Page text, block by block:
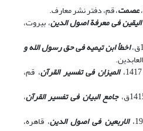
عصمت، قم، دفتر نشر معارف.
فی معرفة اصول الدین، بیروت،
اخطأ ابن تیمیه فی حق رسول الله و
المیزان فی تفسیر القرآن، قم،
جامع البیان فی تفسیر القرآن،
الاربعین فی اصول الدین، قاهره،